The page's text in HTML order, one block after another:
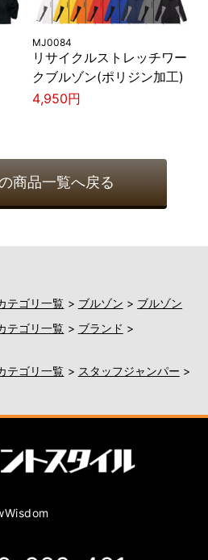
MJ0084
リサイクルストレッチワー
クブルゾン(ポリジン加工)
4,950円
商品一覧へ戻る
テゴリ一覧 > ブルゾン > ブルゾン
テゴリ一覧 > ブランド >
テゴリ一覧 > スタッフジャンパー >